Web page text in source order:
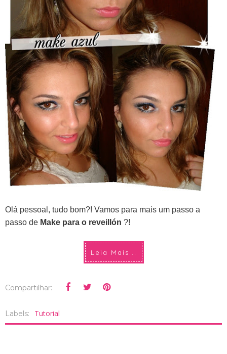
Olá pessoal, tudo bom?! Vamos para mais um passo a
passo de Make para o reveillón ?!
Leia Mais...
Compartilhar:
Labels: Tutorial